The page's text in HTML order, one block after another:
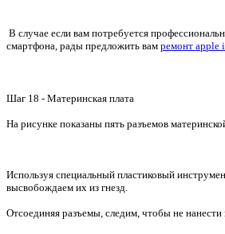
В случае если вам потребуется
смартфона, рады предложить вам ремонт apple
Шаг 18 - Материнская плата
На рисунке показаны пять разъемов
Используя специальный пластиковый
высвобождаем их из гнезд.
Отсоединяя разъемы, следим, чтобы не нанести